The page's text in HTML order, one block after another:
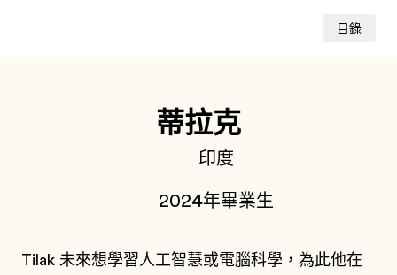
目錄
蒂拉克
印度
2024年畢業生
Tilak 未來想學習人工智慧或電腦科學，為此他在